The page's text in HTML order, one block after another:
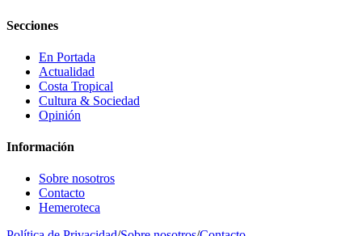
Secciones
En Portada
Actualidad
Costa Tropical
Cultura & Sociedad
Opinión
Información
Sobre nosotros
Contacto
Hemeroteca